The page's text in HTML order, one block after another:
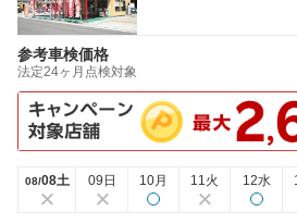
参考車検価格
法定24ヶ月点検対象
08/08土 09日 10月 11火 12水